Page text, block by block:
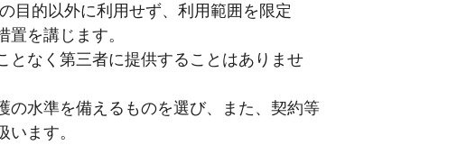
目的以外に利用せず、利用範囲を限定
を講じます。
となく第三者に提供することはありませ
の水準を備えるものを選び、また、契約等
ます。